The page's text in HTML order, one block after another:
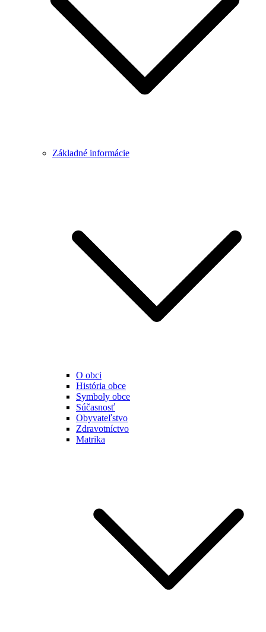
Základné informácie
O obci
História obce
Symboly obce
Súčasnosť
Obyvateľstvo
Zdravotníctvo
Matrika